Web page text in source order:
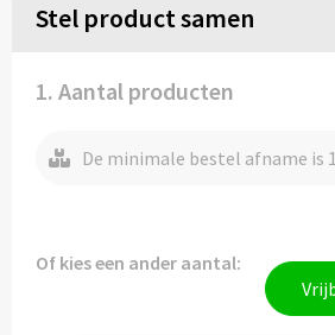
Stel product samen
1. Aantal producten
De minimale bestel afname is
Of kies een ander aantal: